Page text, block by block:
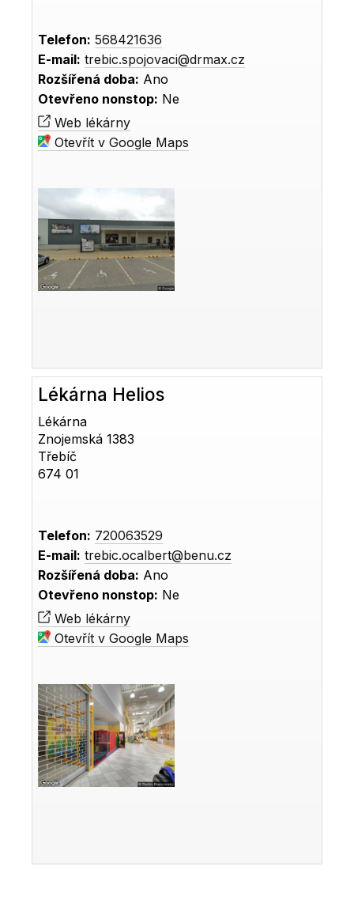
Telefon: 568421636
E-mail: trebic.spojovaci@drmax.cz
Rozšířená doba: Ano
Otevřeno nonstop: Ne
Web lékárny
Otevřít v Google Maps
Lékárna Helios
Lékárna
Znojemská 1383
Třebíč
674 01
Telefon: 720063529
E-mail: trebic.ocalbert@benu.cz
Rozšířená doba: Ano
Otevřeno nonstop: Ne
Web lékárny
Otevřít v Google Maps